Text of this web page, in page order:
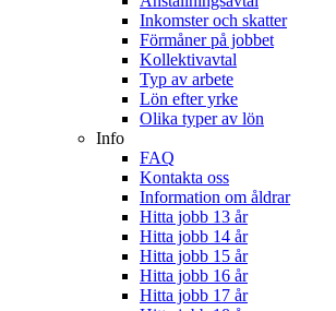
Inkomster och skatter
Förmåner på jobbet
Kollektivavtal
Typ av arbete
Lön efter yrke
Olika typer av lön
Info
FAQ
Kontakta oss
Information om åldrar
Hitta jobb 13 år
Hitta jobb 14 år
Hitta jobb 15 år
Hitta jobb 16 år
Hitta jobb 17 år